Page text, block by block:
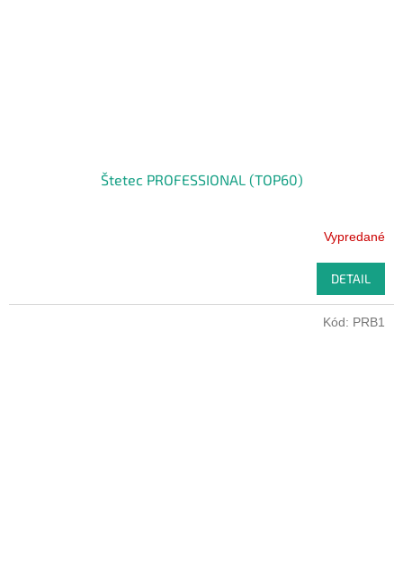
Štetec PROFESSIONAL (TOP60)
Vypredané
DETAIL
Kód: PRB1